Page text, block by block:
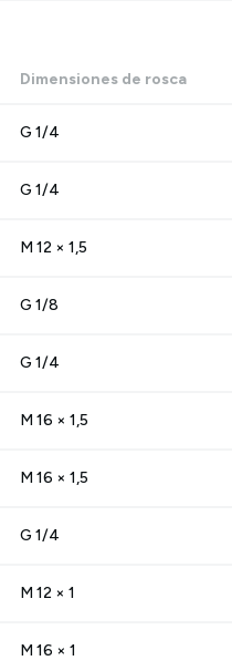
Dimensiones de rosca
G 1/4
G 1/4
M 12 × 1,5
G 1/8
G 1/4
M 16 × 1,5
M 16 × 1,5
G 1/4
M 12 × 1
M 16 × 1